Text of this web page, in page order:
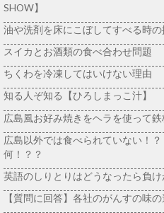
SHOW】
油や洗剤を床にこぼしてすべる時
スイカとお酒類の食べ合わせ問題
ちくわを冷凍してはいけない理由
知る人ぞ知る【ひろしまっこ汁】
広島風お好み焼きをヘラを使って
広島以外では食べられていない！
何！？？
英語のしりとりはどうなったら負け
【質問に回答】各社のがんすの味